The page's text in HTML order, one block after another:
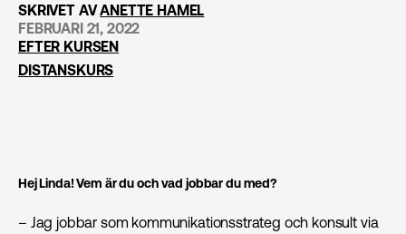
SKRIVET AVANETTE HAMEL
FEBRUARI 21, 2022
EFTER KURSEN
DISTANSKURS
Hej Linda! Vem är du och vad jobbar du med?
– Jag jobbar som kommunikationsstrateg och konsult via